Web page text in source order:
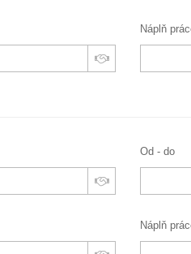
Náplň
Od - do
Náplň